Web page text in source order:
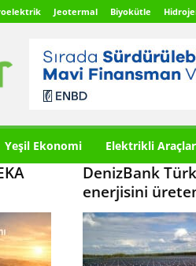
Jeotermal Biyokütle
Yeşil Ekonomi Elektrikli Araçlar
DenizBank
enerjisini